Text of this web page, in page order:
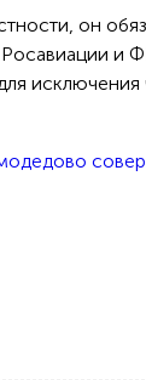
он
и
исключения